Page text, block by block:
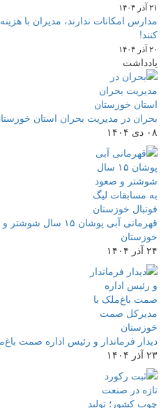
۲۱ آذر ۱۴۰۴
مدارس امکانات ندارند، مدیران با
کنند!
۲۰ آذر ۱۴۰۴
یادداشت
بحران در مدیریت بحران استان
۰۸ دی ۱۴۰۴
قهرمانی آبی پوشان
خوزستان
۲۴ آذر ۱۴۰۴
دیدار فرماندار و رئیس اداره صمت
۲۳ آذر ۱۴۰۴